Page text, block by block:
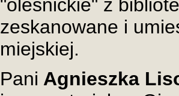
"oleśnickie" z
zeskanowane i
miejskiej.
Pani Agnieszka